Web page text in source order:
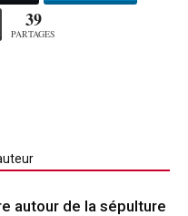
39
PARTAGES
autour de la sépulture